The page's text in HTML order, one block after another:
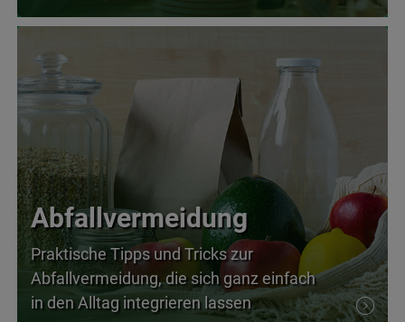
Abfallvermeidung
Praktische Tipps und Tricks zur
Abfallvermeidung, die sich ganz einfach
in den Alltag integrieren lassen